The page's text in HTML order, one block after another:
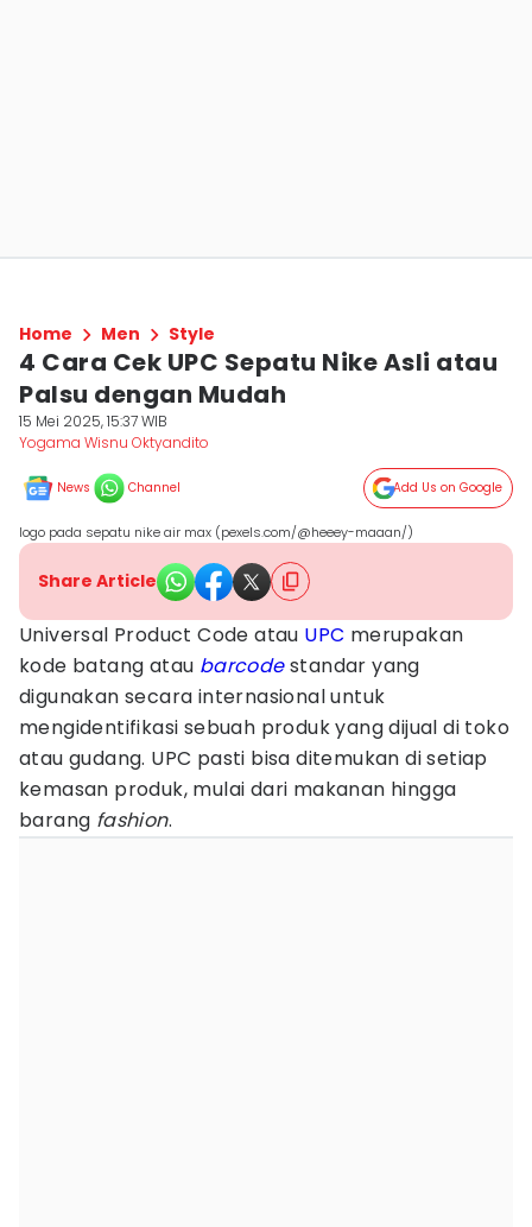
Home Men Style
4 Cara Cek UPC Sepatu Nike Asli atau
Palsu dengan Mudah
15 Mei 2025, 15:37 WIB
Yogama Wisnu Oktyandito
News Channel Add Us on Google
logo pada sepatu nike air max (pexels.com/@heeey-maaan/)
Share Article
Universal Product Code atau UPC merupakan
kode batang atau barcodestandar yang
digunakan secara internasional untuk
mengidentifikasi sebuah produk yang dijual di toko
atau gudang. UPC pasti bisa ditemukan di setiap
kemasan produk, mulai dari makanan hingga
barang fashion.